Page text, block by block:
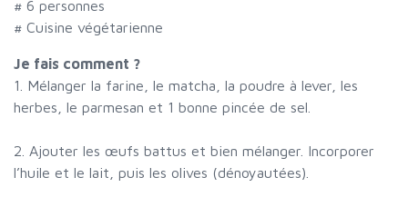
# 6 personnes
# Cuisine végétarienne
Je fais comment ?
1. Mélanger la farine, le matcha, la poudre à lever, les
herbes, le parmesan et 1 bonne pincée de sel.
2. Ajouter les œufs battus et bien mélanger. Incorporer
l’huile et le lait, puis les olives (dénoyautées).